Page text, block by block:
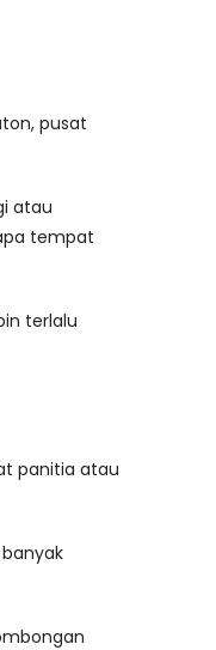
pusat
atau
tempat
terlalu
panitia atau